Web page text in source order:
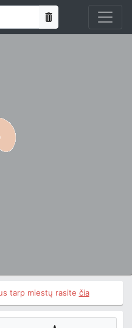
tarp miestų rasite čia